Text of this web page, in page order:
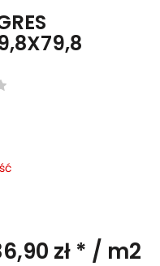
zł * / m2